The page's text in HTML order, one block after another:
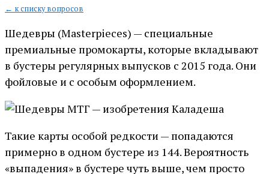
← к списку вопросов
Шедевры (Masterpieces) — специальные
премиальные промокарты, которые вкладывают
в бустеры регулярных выпусков с 2015 года. Они
фойловые и с особым оформлением.
Такие карты особой редкости — попадаются
примерно в одном бустере из 144. Вероятность
«выпадения» в бустере чуть выше, чем просто